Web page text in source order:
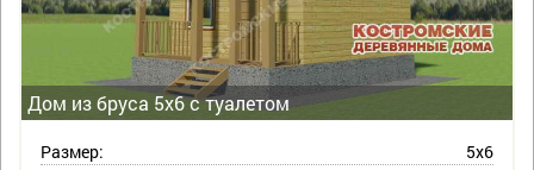
Дом из бруса 5х6 с туалетом
Размер:
5х6